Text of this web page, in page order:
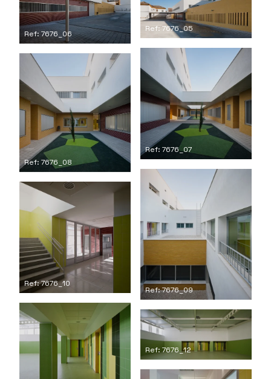
Ref: 7676_05
Ref: 7676_06
Ref: 7676_07
Ref: 7676_08
Ref: 7676_09
Ref: 7676_10
Ref: 7676_12